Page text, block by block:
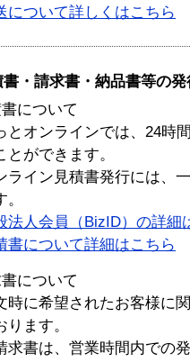
について詳しくはこちら
書・請求書・納品書等の
について
とオンラインでは、24時
とができます。
ライン見積書発行には、
法人会員（BizID）の詳細
書について詳細はこちら
について
時に希望されたお客様に
ります。
求書は、営業時間内での